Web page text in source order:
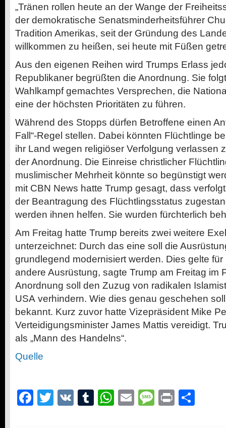
„Tränen rollen heute an der Wange der
der demokratische Senatsminderheitsführer
Tradition Amerikas, seit der Gründung des
willkommen zu heißen, sei heute mit Füßen
Aus den eigenen Reihen wird Trumps Erlass
Republikaner begrüßten die Anordnung. Sie
Wahlkampf gemachtes Versprechen, die
eine der höchsten Prioritäten zu führen.
Während des Stopps dürfen Betroffene einen
Fall“-Regel stellen. Dabei könnten Flüchtlinge
ihr Land wegen religiöser Verfolgung verlassen
der Anordnung. Die Einreise christlicher
muslimischer Mehrheit könnte so begünstigt
mit CBN News hatte Trump gesagt, dass
der Beantragung des Flüchtlingsstatus
werden ihnen helfen. Sie wurden fürchterlich
Am Freitag hatte Trump bereits zwei weitere
unterzeichnet: Durch das eine soll die
grundlegend modernisiert werden. Dies gelte
andere Ausrüstung, sagte Trump am Freitag im
Anordnung soll den Zuzug von radikalen
USA verhindern. Wie dies genau geschehen
bekannt. Kurz zuvor hatte Vizepräsident Mike
Verteidigungsminister James Mattis vereidigt.
als „Mann des Handelns“.
Quelle
Facebook
Twitter
VK Tumblr
WhatsApp
EmailMessage
Print